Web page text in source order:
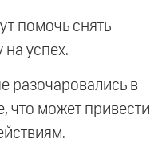
помочь снять
успех.
разочаровались в
что может привести